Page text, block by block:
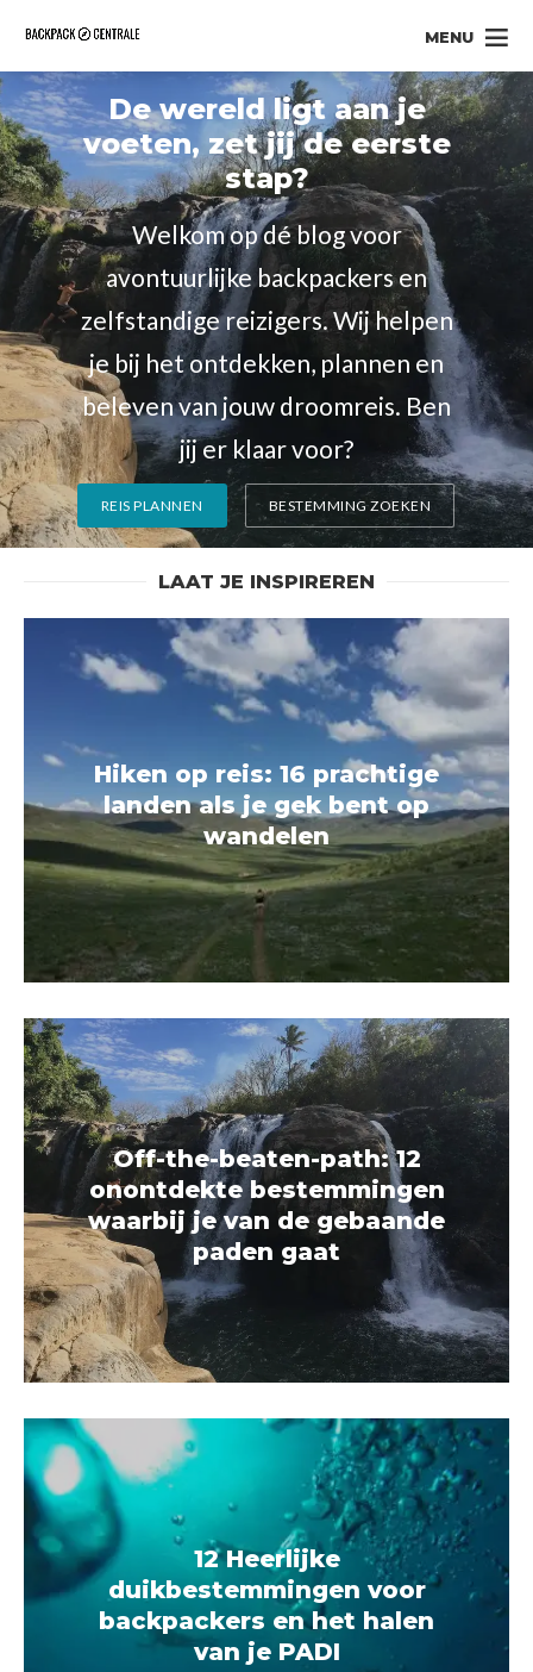
MENU
De wereld ligt aan je
voeten, zet jij de eerste
stap?
Welkom op dé blog voor
avontuurlijke backpackers en
zelfstandige reizigers. Wij helpen
je bij het ontdekken, plannen en
beleven van jouw droomreis. Ben
jij er klaar voor?
REIS PLANNEN BESTEMMING ZOEKEN
LAAT JE INSPIREREN
Hiken op reis: 16 prachtige
landen als je gek bent op
wandelen
Off-the-beaten-path: 12
onontdekte bestemmingen
waarbij je van de gebaande
paden gaat
12 Heerlijke
duikbestemmingen voor
backpackers en het halen
van je PADI